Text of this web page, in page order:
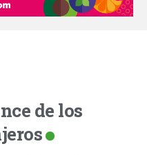
de los